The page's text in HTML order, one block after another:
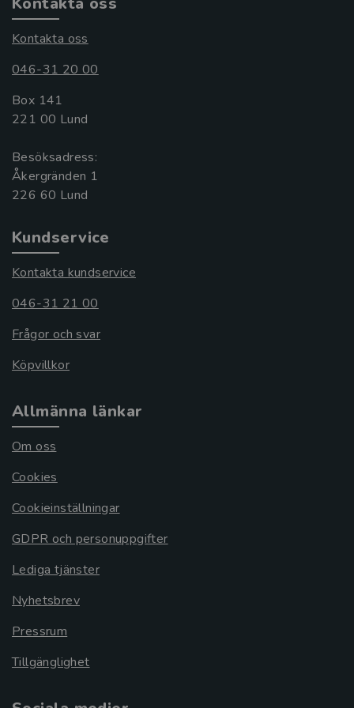
Kontakta oss
046-31 20 00
Box 141
221 00 Lund
Besöksadress:
Åkergränden 1
Kundservice
Kontakta kundservice
046-31 21 00
Frågor och svar
Köpvillkor
Allmänna länkar
Om oss
Cookies
Cookieinställningar
GDPR och personuppgifter
Lediga tjänster
Nyhetsbrev
Pressrum
Tillgänglighet